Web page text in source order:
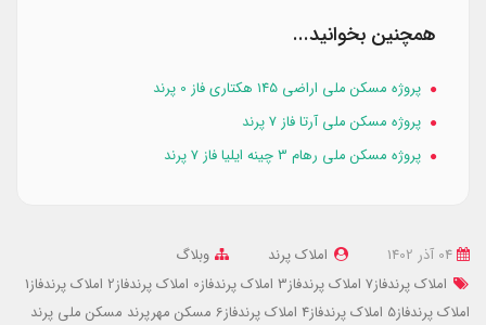
همچنین بخوانید...
پروژه مسکن ملی اراضی ۱۴۵ هکتاری فاز 0 پرند
پروژه مسکن ملی آرتا فاز 7 پرند
پروژه مسکن ملی رهام 3 چینه ایلیا فاز 7 پرند
املاک پرند
وبلاگ
املاک پرندفاز7
املاک پرندفاز3 املاک پرندفاز0 املاک پرندفاز2
املاک پرندفاز1
املاک پرندفاز5
املاک پرندفاز4 املاک پرندفاز6 مسکن مهرپرند مسکن ملی پرند